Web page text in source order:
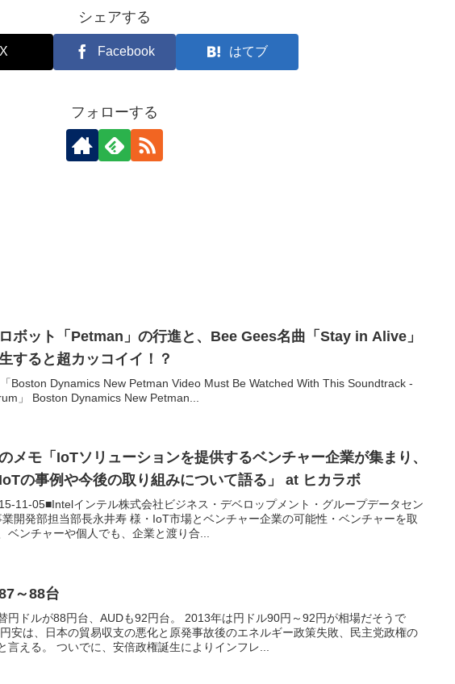
シェアする
X Facebook はてブ
フォローする
ボット「Petman」の行進と、Bee Gees名曲「Stay in Alive」
すると超カッコイイ！？
「Boston Dynamics New Petman Video Must Be Watched With This Soundtrack -
」 Boston Dynamics New Petman...
メモ「IoTソリューションを提供するベンチャー企業が集まり、
の事例や今後の取り組みについて語る」 at ヒカラボ
11-05■Intelインテル株式会社ビジネス・デベロップメント・グループデータセン
開発部担当部長永井寿 様・IoT市場とベンチャー企業の可能性・ベンチャーを取
ベンチャーや個人でも、企業と渡り合...
～88台
円ドルが88円台、AUDも92円台。 2013年は円ドル90円～92円が相場だそうで
安は、日本の貿易収支の悪化と原発事故後のエネルギー政策失敗、民主党政権の
言える。 ついでに、安倍政権誕生によりインフレ...